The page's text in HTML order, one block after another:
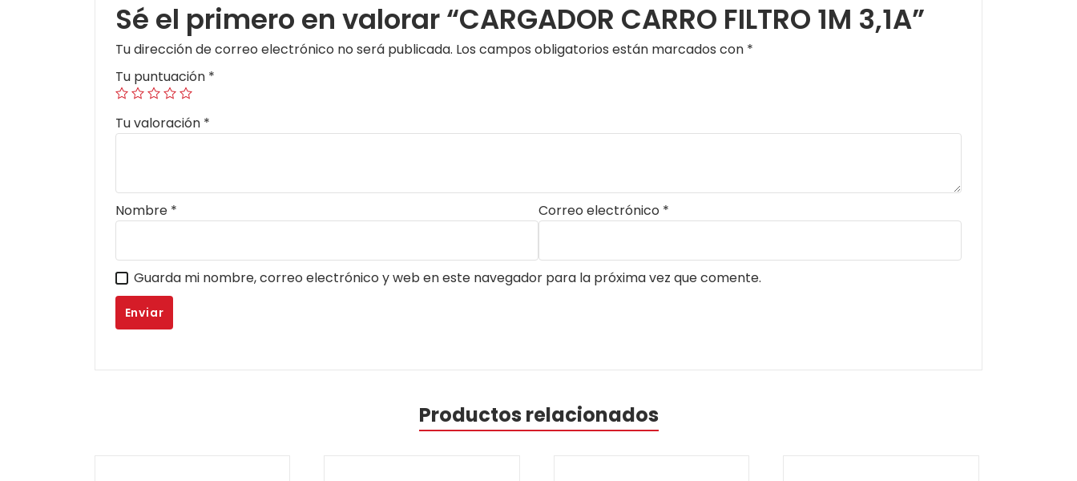
Sé el primero en valorar “CARGADOR CARRO FILTRO 1M 3,1A”
Tu dirección de correo electrónico no será publicada. Los campos obligatorios están marcados con *
Tu puntuación *
Tu valoración *
Nombre * Correo electrónico *
Guarda mi nombre, correo electrónico y web en este navegador para la próxima vez que comente.
Productos relacionados